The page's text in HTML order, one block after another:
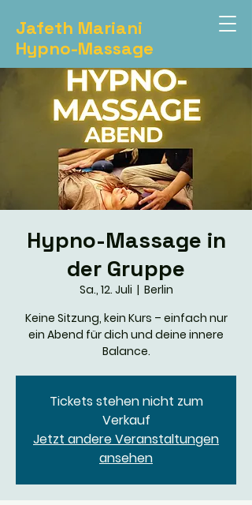
Jafeth Mariani
Hypno-Massage
Hypno-Massage in
der Gruppe
Sa., 12. Juli
  |
Berlin
Keine Sitzung, kein Kurs – einfach nur
ein Abend für dich und deine innere
Tickets stehen nicht zum
Verkauf
Jetzt andere Veranstaltungen
ansehen